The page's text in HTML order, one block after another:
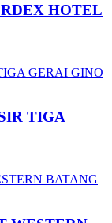
HOTEL
TIGA